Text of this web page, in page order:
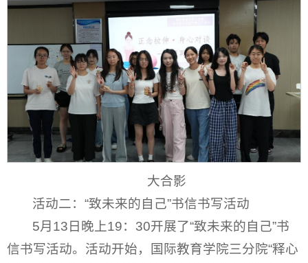
大合影
活动二：“致未来的自己”书信书写活动
5月13日晚上19：30开展了“致未来的自己”书
信书写活动。活动开始，国际教育学院三分院“释心